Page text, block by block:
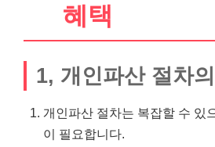
혜택
1, 개인파산 절차
개인파산 절차는 복잡할 수 있
이 필요합니다.